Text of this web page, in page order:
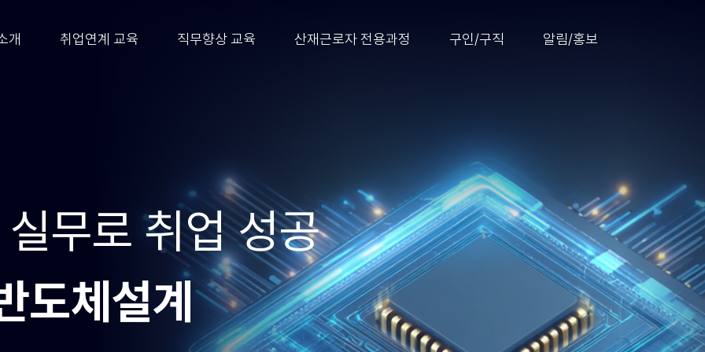
개 취업연계 교육 직무향상 교육 산재근로자 전용과정 구인/구직 알림/홍보